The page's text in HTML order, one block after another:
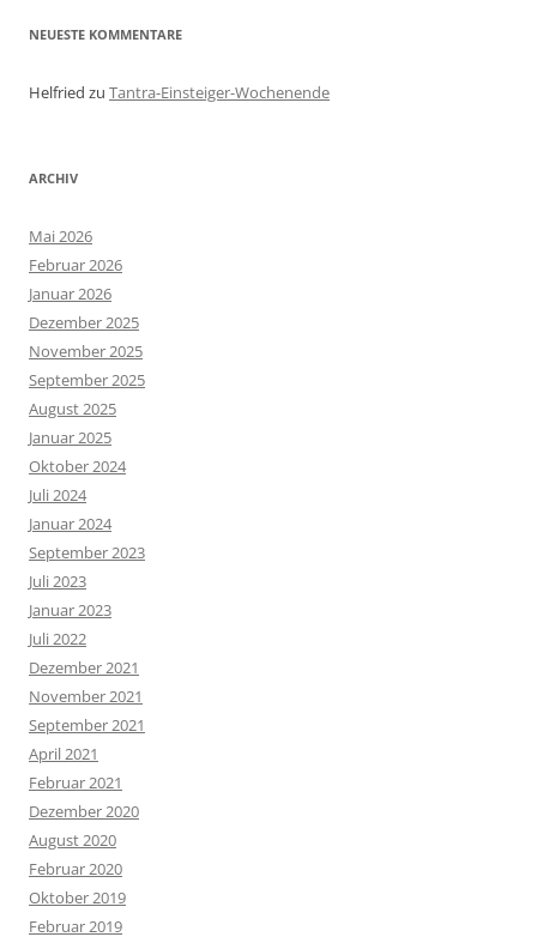
NEUESTE KOMMENTARE
Helfried zu Tantra-Einsteiger-Wochenende
ARCHIV
Mai 2026
Februar 2026
Januar 2026
Dezember 2025
November 2025
September 2025
August 2025
Januar 2025
Oktober 2024
Juli 2024
Januar 2024
September 2023
Juli 2023
Januar 2023
Juli 2022
Dezember 2021
November 2021
September 2021
April 2021
Februar 2021
Dezember 2020
August 2020
Februar 2020
Oktober 2019
Februar 2019